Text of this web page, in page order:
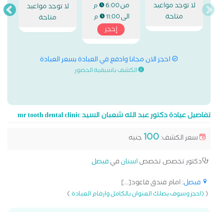
لا توجد مواعيد
متاحة
من6:00 م
الى11:00 م
إحجز
لا توجد مواعيد
متاحة
احجز الان مجانا وادفع في العيادة بسعر العيادة
الكشف باسبقية الحضور
تفاصيل عيادة دكتور عبد الله شعبان السيد mr tooth dental clinic
سعر الكشف:100جنيه
دكتور تخصص تخصصاسنانفيفيصل
فيصل: امام فندق قاعود[...]
((احجز وسوف يصلك العنوان بالكامل وارقام العيادة)